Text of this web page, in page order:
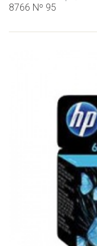
8766 Nº 95